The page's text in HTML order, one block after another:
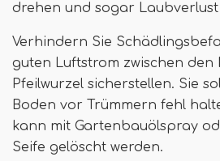
drehen und sogar
Verhindern Sie
guten Luftstrom zwischen
Pfeilwurzel sicherstellen. Sie
Boden vor Trümmern fehl
kann mit Gartenbauölspray
Seife gelöscht werden.